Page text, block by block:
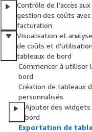
Contrôle de l’accès
gestion des coûts
facturation
Visualisation et
de coûts et
tableaux de bord
Commencer à utiliser
bord
Création de tableaux
personnalisés
Ajouter des widgets
bord
Exportation de